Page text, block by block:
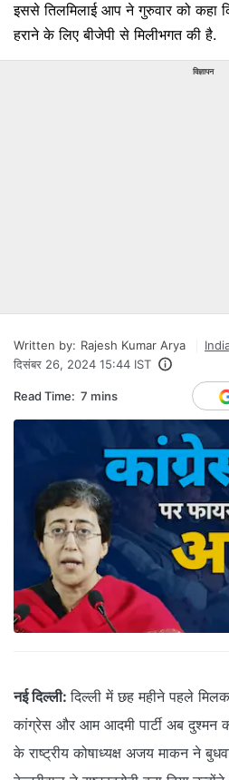
इससे तिलमिलाई आप ने गुरुवार को कहा
हराने के लिए बीजेपी से मिलीभगत की है.
विज्ञापन
Written by: Rajesh Kumar Arya
दिसंबर 26, 2024 15:44 IST
Read Time: 7 mins
नई दिल्ली: दिल्ली में छह महीने पहले
कांग्रेस और आम आदमी पार्टी अब दुश्मन
के राष्ट्रीय कोषाध्यक्ष अजय माकन ने